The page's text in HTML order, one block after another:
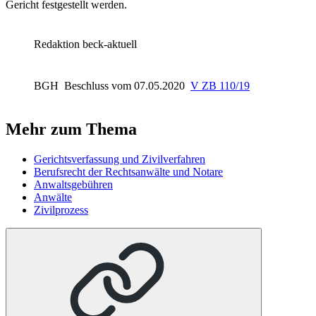
Gericht festgestellt werden.
Redaktion beck-aktuell
BGH Beschluss vom 07.05.2020 V ZB 110/19
Mehr zum Thema
Gerichtsverfassung und Zivilverfahren
Berufsrecht der Rechtsanwälte und Notare
Anwaltsgebühren
Anwälte
Zivilprozess